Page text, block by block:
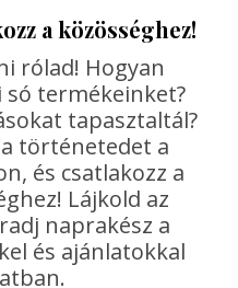
a közösséghez!
rólad! Hogyan
só termékeinket?
tapasztaltál?
történetedet a
és csatlakozz a
Lájkold az
naprakész a
és ajánlatokkal